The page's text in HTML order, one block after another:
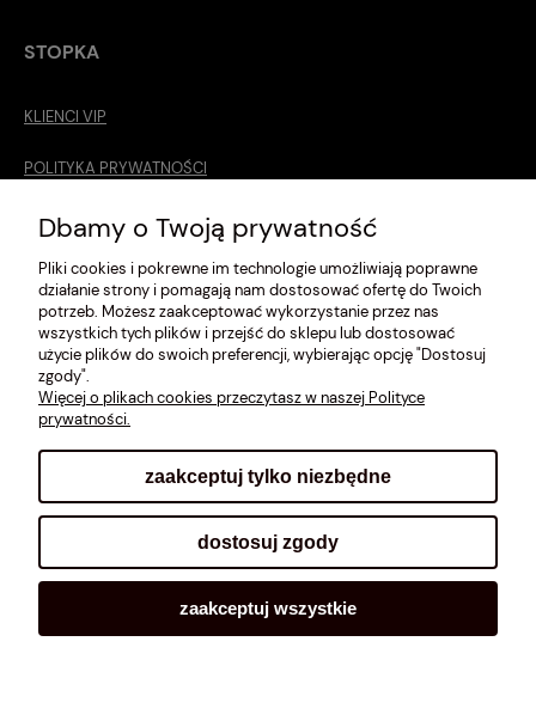
STOPKA
KLIENCI VIP
POLITYKA PRYWATNOŚCI
O MNIE
ROZMIARÓWKA [cm]
REGULAMIN
METODY PŁATNOŚCI
Sklep internetowy Shoplo.pl, powered byShoper.
Dbamy o Twoją prywatność
Pliki cookies i pokrewne im technologie umożliwiają poprawne
działanie strony i pomagają nam dostosować ofertę do Twoich
potrzeb. Możesz zaakceptować wykorzystanie przez nas
wszystkich tych plików i przejść do sklepu lub dostosować
użycie plików do swoich preferencji, wybierając opcję "Dostosuj
zgody".
Więcej o plikach cookies przeczytasz w naszej Polityce
prywatności.
zaakceptuj tylko niezbędne
dostosuj zgody
zaakceptuj wszystkie